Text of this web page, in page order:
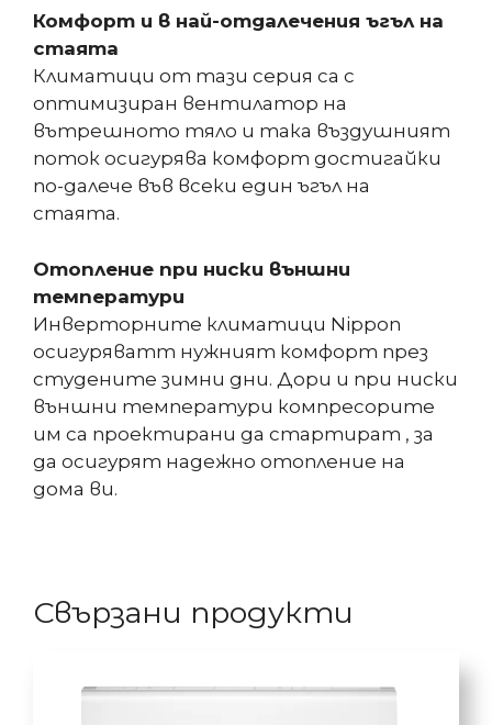
Комфорт и в най-отдалечения ъгъл на
стаята
Климатици от тази серия са с
оптимизиран вентилатор на
вътрешното тяло и така въздушният
поток осигурява комфорт достигайки
по-далече във всеки един ъгъл на
стаята.
Отопление при ниски външни
температури
Инверторните климатици Nippon
осигуряватт нужният комфорт през
студените зимни дни. Дори и при ниски
външни температури компресорите
им са проектирани да стартират , за
да осигурят надежно отопление на
дома ви.
Свързани продукти